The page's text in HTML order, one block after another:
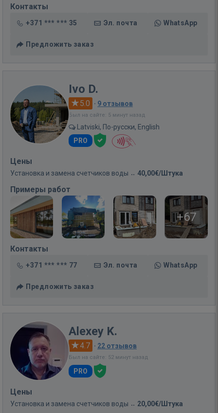
Контакты
+371 *** *** 35 Эл. почта WhatsApp
Предложить заказ
Ivo D.
5.0 · 9 отзывов
Был на сайте: 5 минут назад
Latviski, По-русски, English
PRO
Цены
Установка и замена счетчиков воды 40,00€/Штука
Примеры работ
+67
Контакты
+371 *** *** 77 Эл. почта WhatsApp
Предложить заказ
Alexey K.
4.7 · 22 отзывов
Был на сайте: 52 минут назад
PRO
Цены
Установка и замена счетчиков воды 20,00€/Штука